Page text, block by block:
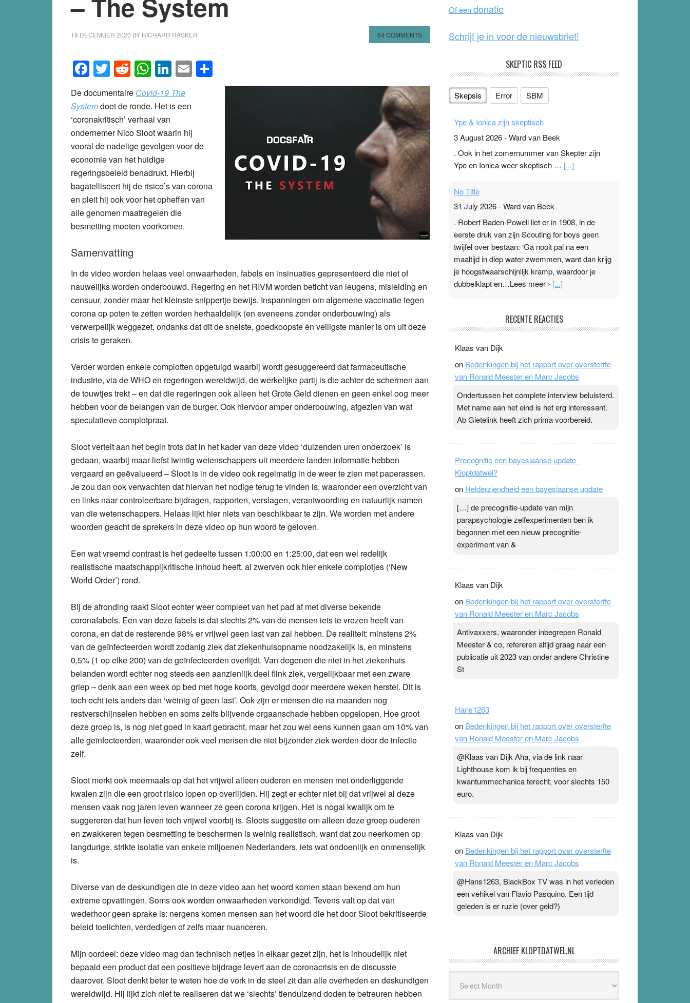
18 DECEMBER 2020 BY RICHARD RASKER 64 COMMENTS
Facebook
Twitter
Reddit
WhatsApp
LinkedIn
Email
De documentaire Covid-19 The
Systemdoet de ronde. Het is een
‘coronakritisch’ verhaal van
ondernemer Nico Sloot waarin hij
vooral de nadelige gevolgen voor de
economie van het huidige
regeringsbeleid benadrukt. Hierbij
bagatelliseert hij de risico’s van corona
en pleit hij ook voor het opheffen van
alle genomen maatregelen die
besmetting moeten voorkomen.
Samenvatting
In de video worden helaas veel onwaarheden, fabels en insinuaties gepresenteerd die niet of
nauwelijks worden onderbouwd. Regering en het RIVM worden beticht van leugens, misleiding en
censuur, zonder maar het kleinste snippertje bewijs. Inspanningen om algemene vaccinatie tegen
corona op poten te zetten worden herhaaldelijk (en eveneens zonder onderbouwing) als
verwerpelijk weggezet, ondanks dat dit de snelste, goedkoopste èn veiligste manier is om uit deze
crisis te geraken.
Verder worden enkele complotten opgetuigd waarbij wordt gesuggereerd dat farmaceutische
industrie, via de WHO en regeringen wereldwijd, de werkelijke partij is die achter de schermen aan
de touwtjes trekt – en dat die regeringen ook alleen het Grote Geld dienen en geen enkel oog meer
hebben voor de belangen van de burger. Ook hiervoor amper onderbouwing, afgezien van wat
speculatieve complotpraat.
Sloot vertelt aan het begin trots dat in het kader van deze video ‘duizenden uren onderzoek’ is
gedaan, waarbij maar liefst twintig wetenschappers uit meerdere landen informatie hebben
vergaard en geëvalueerd – Sloot is in de video ook regelmatig in de weer te zien met paperassen.
Je zou dan ook verwachten dat hiervan het nodige terug te vinden is, waaronder een overzicht van
en links naar controleerbare bijdragen, rapporten, verslagen, verantwoording en natuurlijk namen
van die wetenschappers. Helaas lijkt hier niets van beschikbaar te zijn. We worden met andere
woorden geacht de sprekers in deze video op hun woord te geloven.
Een wat vreemd contrast is het gedeelte tussen 1:00:00 en 1:25:00, dat een wel redelijk
realistische maatschappijkritische inhoud heeft, al zwerven ook hier enkele complotjes (‘New
World Order’) rond.
Bij de afronding raakt Sloot echter weer compleet van het pad af met diverse bekende
coronafabels. Een van deze fabels is dat slechts 2% van de mensen iets te vrezen heeft van
corona, en dat de resterende 98% er vrijwel geen last van zal hebben. De realiteit: minstens 2%
van de geïnfecteerden wordt zodanig ziek dat ziekenhuisopname noodzakelijk is, en minstens
0,5% (1 op elke 200) van de geïnfecteerden overlijdt. Van degenen die niet in het ziekenhuis
belanden wordt echter nog steeds een aanzienlijk deel flink ziek, vergelijkbaar met een zware
griep – denk aan een week op bed met hoge koorts, gevolgd door meerdere weken herstel. Dit is
toch echt iets anders dan ‘weinig of geen last’. Ook zijn er mensen die na maanden nog
restverschijnselen hebben en soms zelfs blijvende orgaanschade hebben opgelopen. Hoe groot
deze groep is, is nog niet goed in kaart gebracht, maar het zou wel eens kunnen gaan om 10% van
alle geïnfecteerden, waaronder ook veel mensen die niet bijzonder ziek werden door de infectie
zelf.
Sloot merkt ook meermaals op dat het vrijwel alleen ouderen en mensen met onderliggende
kwalen zijn die een groot risico lopen op overlijden. Hij zegt er echter niet bij dat vrijwel al deze
mensen vaak nog jaren leven wanneer ze geen corona krijgen. Het is nogal kwalijk om te
suggereren dat hun leven toch vrijwel voorbij is. Sloots suggestie om alleen deze groep ouderen
en zwakkeren tegen besmetting te beschermen is weinig realistisch, want dat zou neerkomen op
langdurige, strikte isolatie van enkele miljoenen Nederlanders, iets wat ondoenlijk en onmenselijk
is.
Diverse van de deskundigen die in deze video aan het woord komen staan bekend om hun
extreme opvattingen. Soms ook worden onwaarheden verkondigd. Tevens valt op dat van
wederhoor geen sprake is: nergens komen mensen aan het woord die het door Sloot bekritiseerde
beleid toelichten, verdedigen of zelfs maar nuanceren.
Mijn oordeel: deze video mag dan technisch netjes in elkaar gezet zijn, het is inhoudelijk niet
bepaald een product dat een positieve bijdrage levert aan de coronacrisis en de discussie
daarover. Sloot denkt beter te weten hoe de vork in de steel zit dan alle overheden en deskundigen
wereldwijd. Hij lijkt zich niet te realiseren dat we ‘slechts’ tienduizend doden te betreuren hebben
k
Of eendonatie
Schrijf je in voor de nieuwsbrief!
SKEPTIC RSS FEED
Skepsis Error SBM
Ype & Ionica zijn skeptisch
3 August 2026-Ward van Beek
. Ook in het zomernummer van Skepter zijn
Ype en Ionica weer skeptisch … [...]
No Title
31 July 2026-Ward van Beek
. Robert Baden-Powell liet er in 1908, in de
eerste druk van zijn Scouting for boys geen
twijfel over bestaan: ‘Ga nooit pal na een
maaltijd in diep water zwemmen, want dan krijg
je hoogstwaarschijnlijk kramp, waardoor je
dubbelklapt en…Lees meer › [...]
Ward van Beek
topsporters. Ze hopen ermee hun hartslag te
verlagen terwijl ze meer zuurstof opnemen.
Daarop heeft zo’n pleister geen effect. Maar het
zijn. Door…Lees meer Pleisterplakkers in de
topspsort › [...]
RECENTE REACTIES
Klaas van Dijk
on Bedenkingen bij het rapport over oversterfte
van Ronald Meester en Marc Jacobs
Ondertussen het complete interview beluisterd.
Met name aan het eind is het erg interessant.
Ab Gietelink heeft zich prima voorbereid.
Precognitie een bayesiaanse update -
Kloptdatwel?
on Helderziendheid een bayesiaanse update
[…] de precognitie-update van mijn
parapsychologie zelfexperimenten ben ik
begonnen met een nieuw precognitie-
experiment van &
Klaas van Dijk
on Bedenkingen bij het rapport over oversterfte
van Ronald Meester en Marc Jacobs
Antivaxxers, waaronder inbegrepen Ronald
Meester & co, refereren altijd graag naar een
publicatie uit 2023 van onder andere Christine
St
Hans1263
on Bedenkingen bij het rapport over oversterfte
van Ronald Meester en Marc Jacobs
@Klaas van Dijk Aha, via de link naar
Lighthouse kom ik bij frequenties en
kwantummechanica terecht, voor slechts 150
euro.
Klaas van Dijk
on Bedenkingen bij het rapport over oversterfte
van Ronald Meester en Marc Jacobs
@Hans1263, BlackBox TV was in het verleden
een vehikel van Flavio Pasquino. Een tijd
geleden is er ruzie (over geld?)
ARCHIEF KLOPTDATWEL.NL
Kloptdatwel.nl